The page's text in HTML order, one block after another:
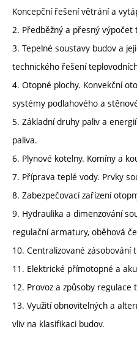
Koncepční řešení větrání a
2. Předběžný a přesný výpočet
3. Tepelné soustavy budov a
technického řešení
4. Otopné plochy. Konvekční
systémy podlahového a
5. Základní druhy paliv a
paliva.
6. Plynové kotelny. Komíny a
7. Příprava teplé vody. Prvky
8. Zabezpečovací zařízení
9. Hydraulika a dimenzování
regulační armatury, oběhová
10. Centralizované zásobování
11. Elektrické přímotopné a
12. Provoz a způsoby
13. Využití obnovitelných a
vliv na klasifikaci budov.